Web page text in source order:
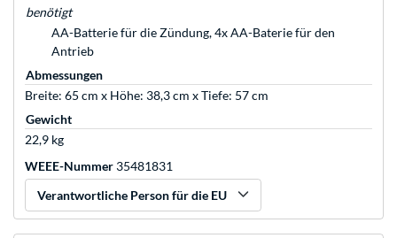
benötigt
AA-Batterie für die Zündung, 4x AA-Baterie für den
Antrieb
Abmessungen
Breite: 65 cm x Höhe: 38,3 cm x Tiefe: 57 cm
Gewicht
22,9 kg
WEEE-Nummer 35481831
Verantwortliche Person für die EU